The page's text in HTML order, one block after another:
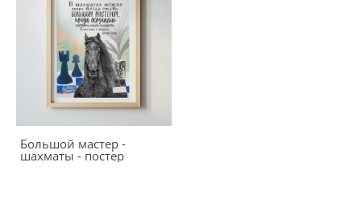
Большой мастер -
шахматы - постер